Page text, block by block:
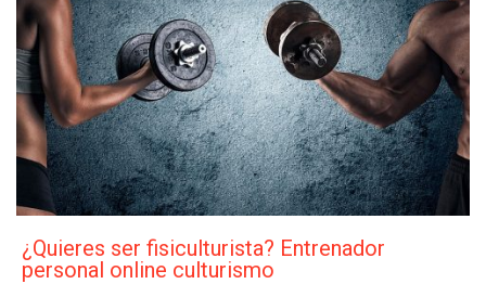
¿Quieres ser fisiculturista? Entrenador
personal online culturismo